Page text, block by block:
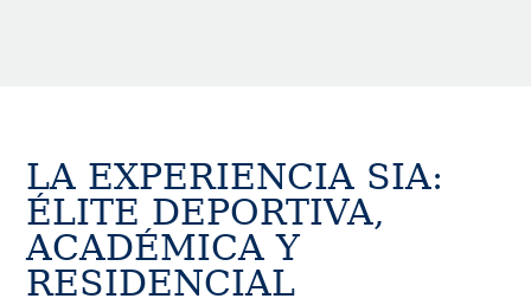
LA EXPERIENCIA SIA:
ÉLITE DEPORTIVA,
ACADÉMICA Y
RESIDENCIAL